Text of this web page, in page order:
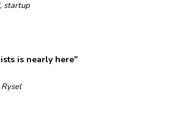
, startup
is nearly here"
Rysel